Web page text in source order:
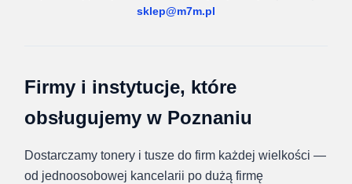
sklep@m7m.pl
Firmy i instytucje, które
obsługujemy w Poznaniu
Dostarczamy tonery i tusze do firm każdej wielkości —
od jednoosobowej kancelarii po dużą firmę